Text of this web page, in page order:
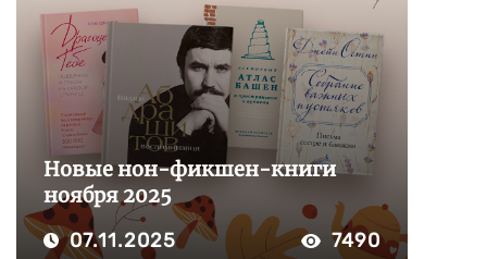
Новые нон-фикшен-книги
ноября 2025
07.11.2025 7490